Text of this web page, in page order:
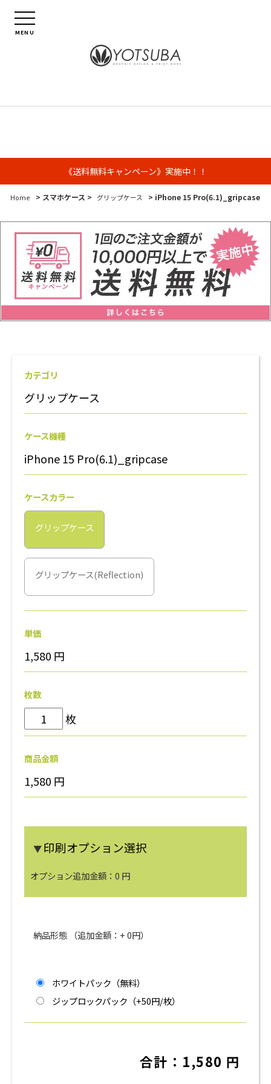
MENU
《送料無料キャンペーン》実施中！！
Home > スマホケース > グリップケース > iPhone 15 Pro(6.1)_gripcase
カテゴリ
グリップケース
ケース機種
iPhone 15 Pro(6.1)_gripcase
ケースカラー
グリップケース
グリップケース(Reflection)
単価
1,580 円
枚数
枚
商品金額
1,580 円
▼印刷オプション選択
オプション追加金額： 0 円
納品形態 （追加金額：+0円）
ホワイトパック（無料）
ジップロックパック（+50円/枚）
合計： 1,580 円